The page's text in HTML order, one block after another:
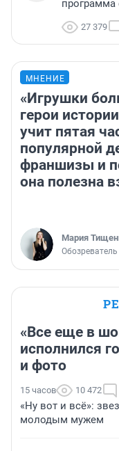
программа
27 379
МНЕНИЕ
«Игрушки
герои
учит пятая
популярной
франшизы и
она полезна
Мария
Обозреватель
«Все еще в
исполнился
и фото
15 часов 10 472
«Ну вот и всё»:
молодым мужем